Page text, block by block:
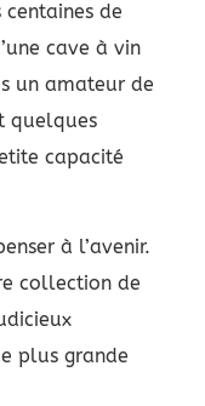
de
cave à vin
un amateur de
quelques
capacité
à l’avenir.
collection de
plus grande